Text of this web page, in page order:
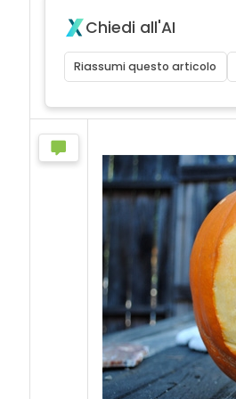
Chiedi all'AI
Riassumi questo articolo